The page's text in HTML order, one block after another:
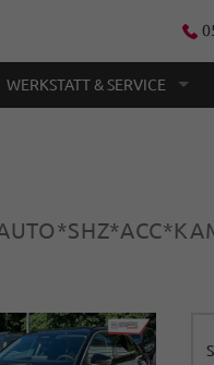
WERKSTATT & SERVICE